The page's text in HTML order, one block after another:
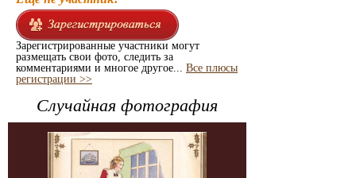
Зарегистрированные участники могут
размещать свои фото, следить за
комментариями и многое другое... Все плюсы
регистрации >>
Случайная фотография